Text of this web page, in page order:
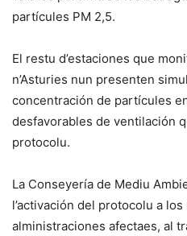
partícules PM 2,5.
El restu d’estaciones que
n’Asturies nun presenten
concentración de partícules
desfavorables de ventilación
protocolu.
La Conseyería de Mediu
l’activación del protocolu a
alministraciones afectaes, al